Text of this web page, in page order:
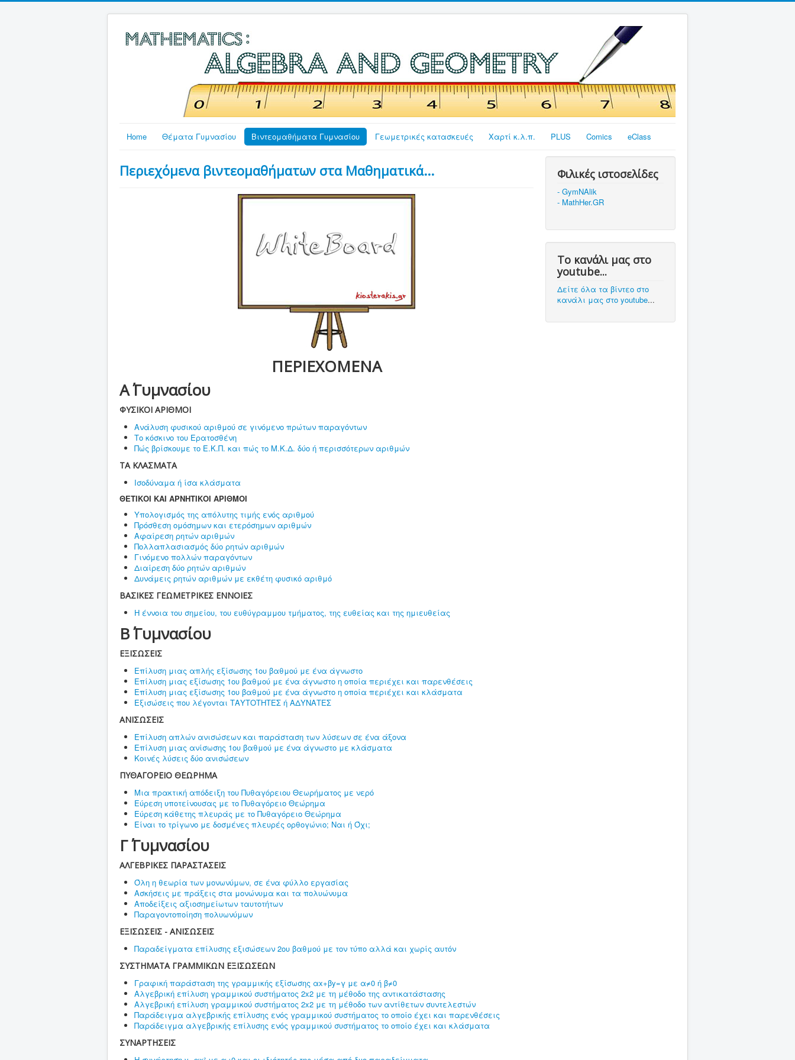
Home Θέματα Γυμνασίου Βιντεομαθήματα Γυμνασίου Γεωμετρικές κατασκευές Χαρτί κ.λ.π. PLUS Comics eClass
Περιεχόμενα βιντεομαθήματων στα Μαθηματικά...
ΠΕΡΙΕΧΟΜΕΝΑ
Α΄ Γυμνασίου
ΦΥΣΙΚΟΙ ΑΡΙΘΜΟΙ
Ανάλυση φυσικού αριθμού σε γινόμενο πρώτων παραγόντων
Το κόσκινο του Ερατοσθένη
Πώς βρίσκουμε το Ε.Κ.Π. και πώς το Μ.Κ.Δ. δύο ή περισσότερων αριθμών
ΤΑ ΚΛΑΣΜΑΤΑ
Ισοδύναμα ή ίσα κλάσματα
ΘΕΤΙΚΟΙ ΚΑΙ ΑΡΝΗΤΙΚΟΙ ΑΡΙΘΜΟΙ
Υπολογισμός της απόλυτης τιμής ενός αριθμού
Πρόσθεση ομόσημων και ετερόσημων αριθμών
Αφαίρεση ρητών αριθμών
Πολλαπλασιασμός δύο ρητών αριθμών
Γινόμενο πολλών παραγόντων
Διαίρεση δύο ρητών αριθμών
Δυνάμεις ρητών αριθμών με εκθέτη φυσικό αριθμό
ΒΑΣΙΚΕΣ ΓΕΩΜΕΤΡΙΚΕΣ ΕΝΝΟΙΕΣ
Η έννοια του σημείου, του ευθύγραμμου τμήματος, της ευθείας και της ημιευθείας
Β΄ Γυμνασίου
ΕΞΙΣΩΣΕΙΣ
Επίλυση μιας απλής εξίσωσης 1ου βαθμού με ένα άγνωστο
Επίλυση μιας εξίσωσης 1ου βαθμού με ένα άγνωστο η οποία περιέχει και παρενθέσεις
Επίλυση μιας εξίσωσης 1ου βαθμού με ένα άγνωστο η οποία περιέχει και κλάσματα
Εξισώσεις που λέγονται ΤΑΥΤΟΤΗΤΕΣ ή ΑΔΥΝΑΤΕΣ
ΑΝΙΣΩΣΕΙΣ
Επίλυση απλών ανισώσεων και παράσταση των λύσεων σε ένα άξονα
Επίλυση μιας ανίσωσης 1ου βαθμού με ένα άγνωστο με κλάσματα
Κοινές λύσεις δύο ανισώσεων
ΠΥΘΑΓΟΡΕΙΟ ΘΕΩΡΗΜΑ
Μια πρακτική απόδειξη του Πυθαγόρειου Θεωρήματος με νερό
Εύρεση υποτείνουσας με το Πυθαγόρειο Θεώρημα
Εύρεση κάθετης πλευράς με το Πυθαγόρειο Θεώρημα
Είναι το τρίγωνο με δοσμένες πλευρές ορθογώνιο; Ναι ή Όχι;
Γ΄ Γυμνασίου
ΑΛΓΕΒΡΙΚΕΣ ΠΑΡΑΣΤΑΣΕΙΣ
Όλη η θεωρία των μονωνύμων, σε ένα φύλλο εργασίας
Ασκήσεις με πράξεις στα μονώνυμα και τα πολυώνυμα
Αποδείξεις αξιοσημείωτων ταυτοτήτων
Παραγοντοποίηση πολυωνύμων
ΕΞΙΣΩΣΕΙΣ - ΑΝΙΣΩΣΕΙΣ
Παραδείγματα επίλυσης εξισώσεων 2ου βαθμού με τον τύπο αλλά και χωρίς αυτόν
ΣΥΣΤΗΜΑΤΑ ΓΡΑΜΜΙΚΩΝ ΕΞΙΣΩΣΕΩΝ
Γραφική παράσταση της γραμμικής εξίσωσης αx+βy=γ με α≠0 ή β≠0
Αλγεβρική επίλυση γραμμικού συστήματος 2x2 με τη μέθοδο της αντικατάστασης
Αλγεβρική επίλυση γραμμικού συστήματος 2x2 με τη μέθοδο των αντίθετων συντελεστών
Παράδειγμα αλγεβρικής επίλυσης ενός γραμμικού συστήματος το οποίο έχει και παρενθέσεις
Παράδειγμα αλγεβρικής επίλυσης ενός γραμμικού συστήματος το οποίο έχει και κλάσματα
ΣΥΝΑΡΤΗΣΕΙΣ
Φιλικές ιστοσελίδες
- GymNAlik
- MathHer.GR
Το κανάλι μας στο
youtube...
Δείτε όλα τα βίντεο στο
κανάλι μας στο youtube...